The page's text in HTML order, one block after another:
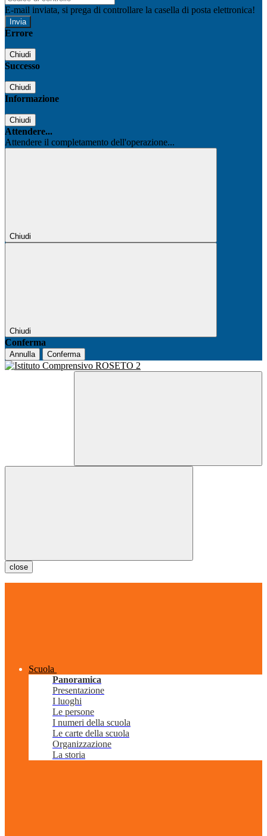
E-mail inviata, si prega di controllare la casella di posta elettronica!
Errore
Chiudi
Successo
Chiudi
Informazione
Chiudi
Attendere...
Attendere il completamento dell'operazione...
Chiudi
Chiudi
Conferma
Annulla Conferma
close
Scuola
Panoramica
Presentazione
I luoghi
Le persone
I numeri della scuola
Le carte della scuola
Organizzazione
La storia